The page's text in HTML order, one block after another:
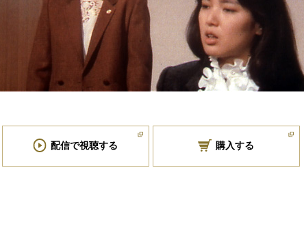
配信で視聴する 購入する